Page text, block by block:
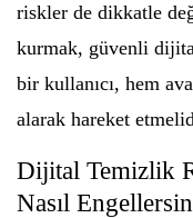
riskler de dikkatle
kurmak, güvenli
bir kullanıcı, hem
alarak hareket
Dijital Temizlik
Nasıl